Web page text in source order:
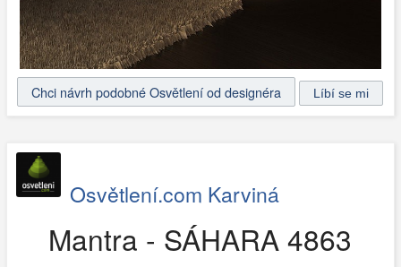
Chci návrh podobné Osvětlení od designéra
Osvětlení.com Karviná
Mantra - SÁHARA 4863